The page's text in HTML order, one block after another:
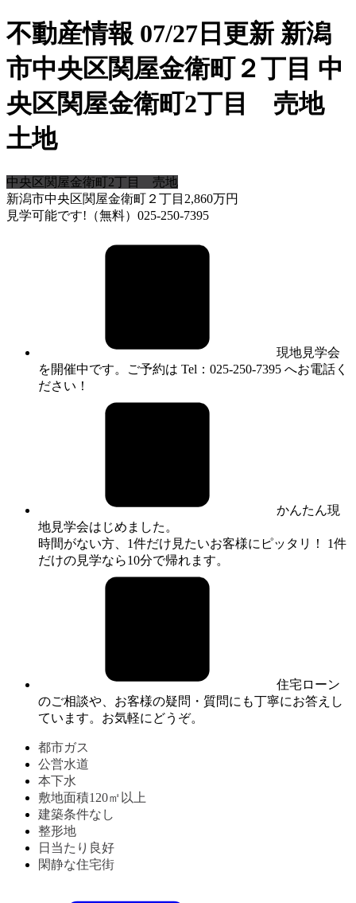
不動産情報 07/27日更新 新潟
市中央区関屋金衛町２丁目 中
央区関屋金衛町2丁目 売地
土地
中央区関屋金衛町2丁目 売地
新潟市中央区関屋金衛町２丁目 2,860万円
見学可能です!（無料）025-250-7395
現地見学会
を開催中です。ご予約は Tel：025-250-7395 へお電話く
ださい！
かんたん現
地見学会はじめました。
時間がない方、1件だけ見たいお客様にピッタリ！ 1件
だけの見学なら10分で帰れます。
住宅ローン
のご相談や、お客様の疑問・質問にも丁寧にお答えし
ています。お気軽にどうぞ。
都市ガス
公営水道
本下水
敷地面積120㎡以上
建築条件なし
整形地
日当たり良好
閑静な住宅街